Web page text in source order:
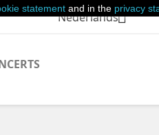
Nederlands
statementand in the privacy